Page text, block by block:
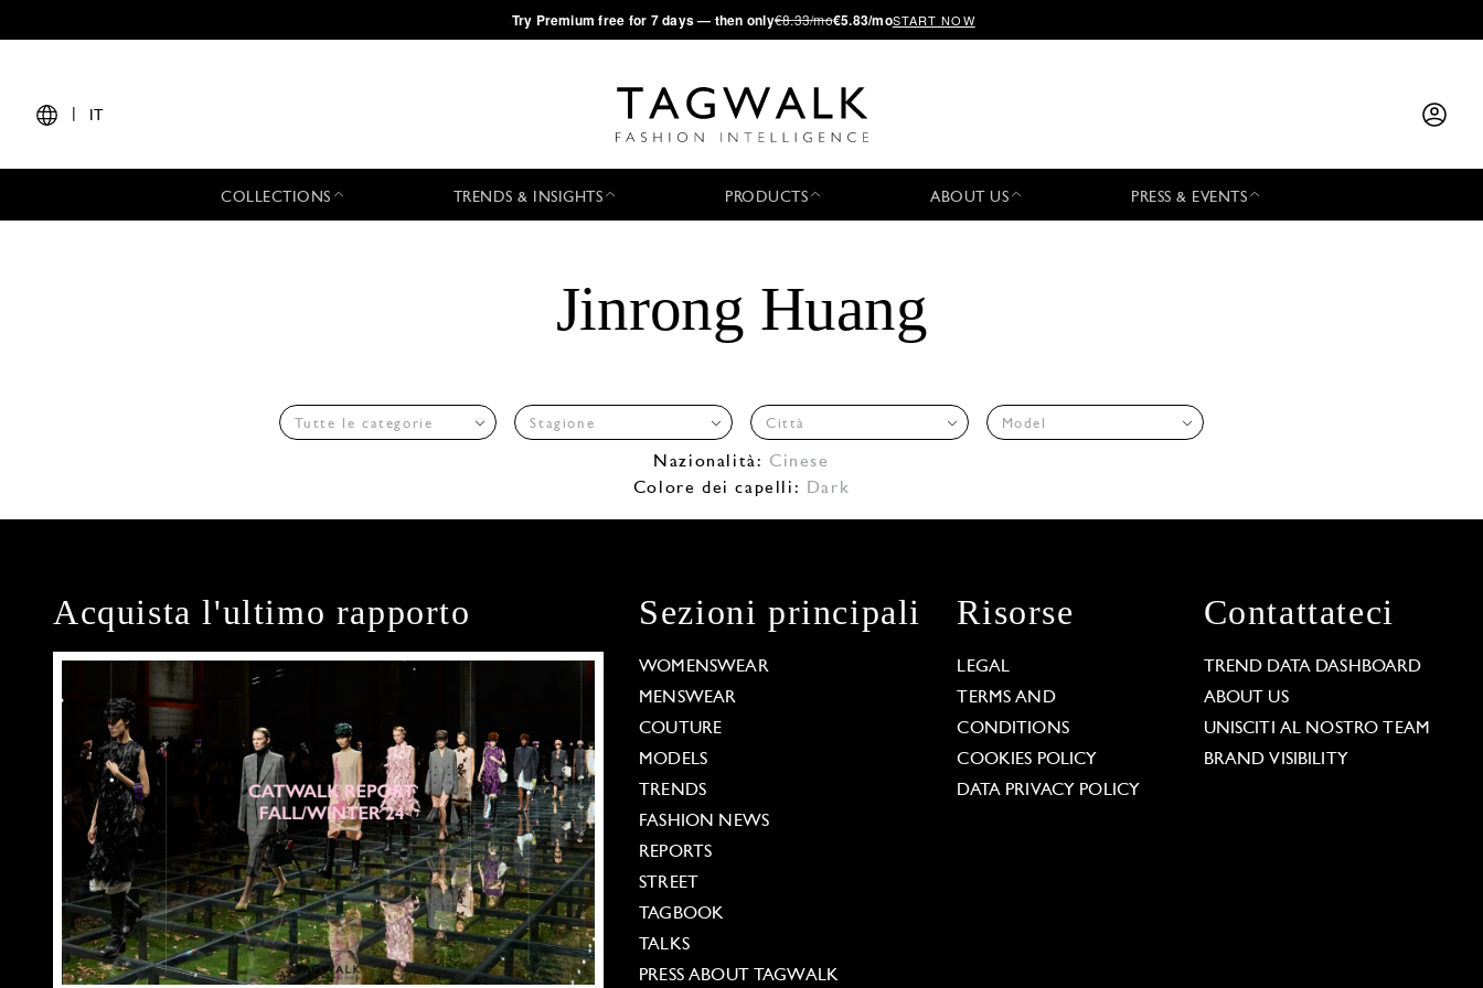
·Try Premium free for 7 days — then only€8.33/mo€5.83/moSTART NOW
IT
COLLECTIONS TRENDS & INSIGHTS PRODUCTS ABOUT US PRESS & EVENTS
Jinrong Huang
Tutte le categorie Stagione Città Model
Nazionalità: Cinese
Colore dei capelli:
Dark
Acquista l'ultimo rapporto Sezioni principali
WOMENSWEAR
MENSWEAR
COUTURE
MODELS
TRENDS
FASHION NEWS
REPORTS
STREET
TAGBOOK
TALKS
PRESS ABOUT TAGWALK
Risorse
LEGAL
TERMS AND
CONDITIONS
COOKIES POLICY
DATA PRIVACY POLICY
Contattateci
TREND DATA DASHBOARD
ABOUT US
UNISCITI AL NOSTRO TEAM
BRAND VISIBILITY